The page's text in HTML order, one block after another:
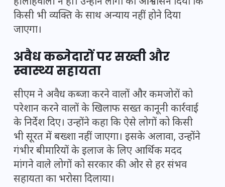
किसी भी व्यक्ति के साथ अन्याय नहीं होने दिया
जाएगा।
अवैध कब्जेदारों पर सख्ती और
स्वास्थ्य सहायता
सीएम ने अवैध कब्जा करने वालों और कमजोरों को
परेशान करने वालों के खिलाफ सख्त कानूनी कार्रवाई
के निर्देश दिए। उन्होंने कहा कि ऐसे लोगों को किसी
भी सूरत में बख्शा नहीं जाएगा। इसके अलावा, उन्होंने
गंभीर बीमारियों के इलाज के लिए आर्थिक मदद
मांगने वाले लोगों को सरकार की ओर से हर संभव
सहायता का भरोसा दिलाया।